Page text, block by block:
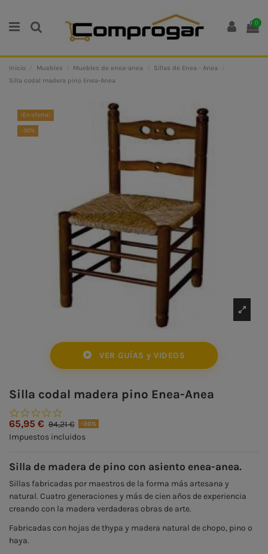
0
Inicio Muebles Muebles de enea-anea
Sillas de Enea - Anea
Silla codal madera pino Enea-Anea
¡En oferta!
-30%
VER GUÍAS y VIDEOS
Silla codal madera pino Enea-Anea
65,95 € 94,21 € -30%
Impuestos incluidos
Silla de madera de pino con asiento enea-anea.
Sillas fabricadas por maestros de la forma más artesana y
natural. Cuatro generaciones y más de cien años de experiencia
creando con la madera verdaderas obras de arte.
Fabricadas con hojas de thypa y madera natural de chopo, pino o
haya.